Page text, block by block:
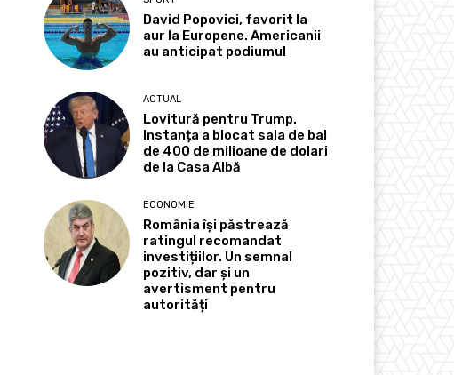
David Popovici, favorit la
aur la Europene. Americanii
au anticipat podiumul
ACTUAL
Lovitură pentru Trump.
Instanța a blocat sala de bal
de 400 de milioane de dolari
de la Casa Albă
ECONOMIE
România își păstrează
ratingul recomandat
investițiilor. Un semnal
pozitiv, dar și un
avertisment pentru
autorități